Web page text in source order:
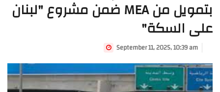
بتمويل من MEA ضمن مشروع "لبنان
على السكة"
September 11, 2025, 10:39 am